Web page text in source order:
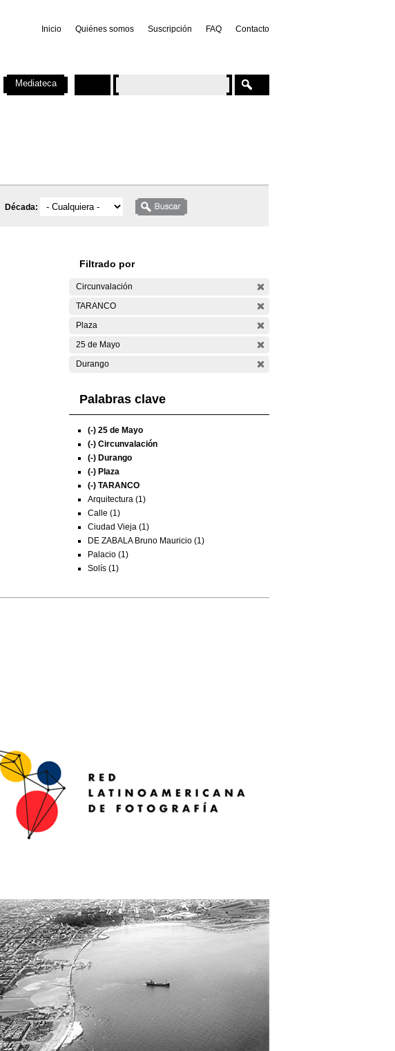
Inicio Quiénes somos Suscripción FAQ Contacto
Década:
Filtrado por
Circunvalación
TARANCO
Plaza
25 de Mayo
Durango
Palabras clave
(-) 25 de Mayo
(-) Circunvalación
(-) Durango
(-) Plaza
(-) TARANCO
Arquitectura (1)
Calle (1)
Ciudad Vieja (1)
DE ZABALA Bruno Mauricio (1)
Palacio (1)
Solís (1)
Mediateca